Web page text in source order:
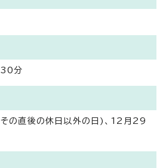
30分
の直後の休日以外の日)、12月29